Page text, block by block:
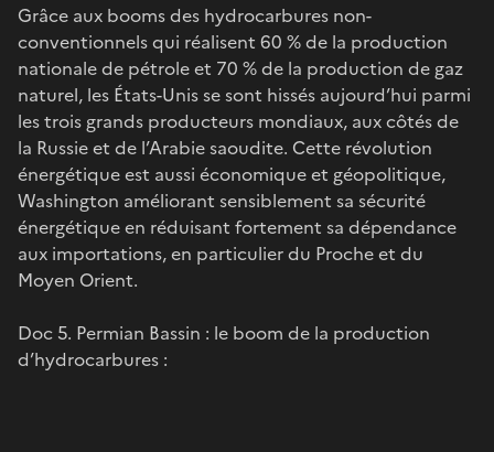
Grâce aux booms des hydrocarbures non-
conventionnels qui réalisent 60 % de la production
nationale de pétrole et 70 % de la production de gaz
naturel, les États-Unis se sont hissés aujourd’hui parmi
les trois grands producteurs mondiaux, aux côtés de
la Russie et de l’Arabie saoudite. Cette révolution
énergétique est aussi économique et géopolitique,
Washington améliorant sensiblement sa sécurité
énergétique en réduisant fortement sa dépendance
aux importations, en particulier du Proche et du
Moyen Orient.
Doc 5. Permian Bassin : le boom de la production
d’hydrocarbures :